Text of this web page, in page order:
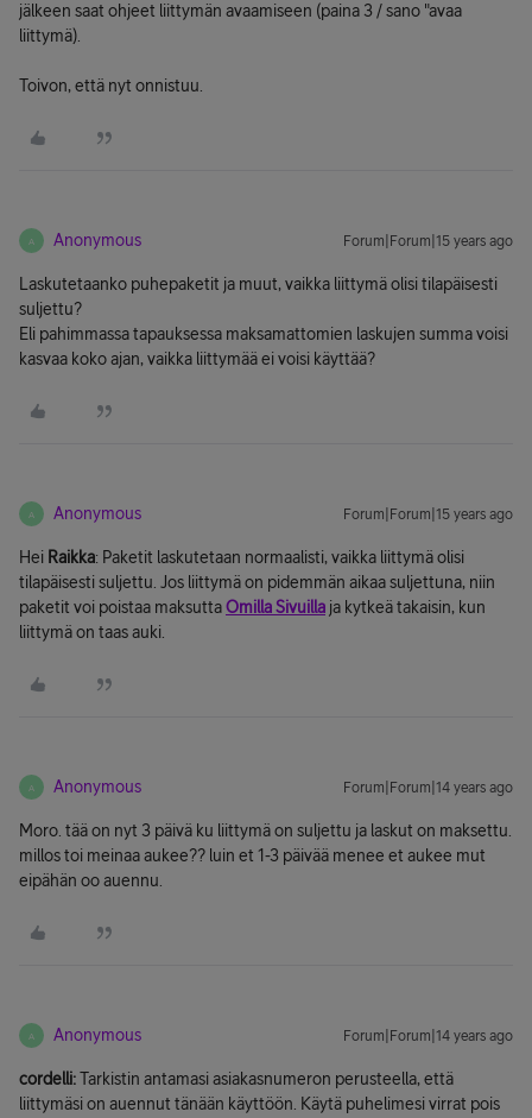
jälkeen saat ohjeet liittymän avaamiseen (paina 3 / sano "avaa
liittymä).
Toivon, että nyt onnistuu.
A Anonymous Forum|Forum|15 years ago
Laskutetaanko puhepaketit ja muut, vaikka liittymä olisi tilapäisesti
suljettu?
Eli pahimmassa tapauksessa maksamattomien laskujen summa voisi
kasvaa koko ajan, vaikka liittymää ei voisi käyttää?
A Anonymous Forum|Forum|15 years ago
Hei Raikka: Paketit laskutetaan normaalisti, vaikka liittymä olisi
tilapäisesti suljettu. Jos liittymä on pidemmän aikaa suljettuna, niin
paketit voi poistaa maksuttaOmilla Sivuilla ja kytkeä takaisin, kun
liittymä on taas auki.
A Anonymous Forum|Forum|14 years ago
Moro. tää on nyt 3 päivä ku liittymä on suljettu ja laskut on maksettu.
millos toi meinaa aukee?? luin et 1-3 päivää menee et aukee mut
eipähän oo auennu.
A Anonymous Forum|Forum|14 years ago
cordelli:Tarkistin antamasi asiakasnumeron perusteella, että
liittymäsi on auennut tänään käyttöön. Käytä puhelimesi virrat pois